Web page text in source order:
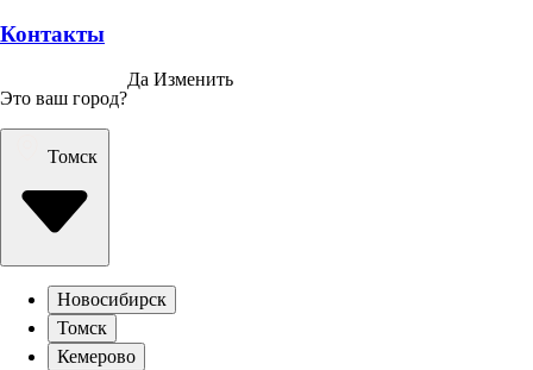
Контакты
Это ваш город?
Да Изменить
Томск
Новосибирск
Томск
Кемерово